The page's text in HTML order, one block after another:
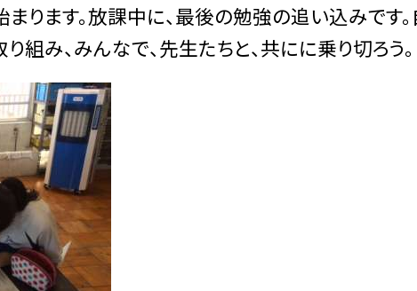
ります。放課中に、最後の勉強の追い込みです
組み、みんなで、先生たちと、共にに乗り切ろう。